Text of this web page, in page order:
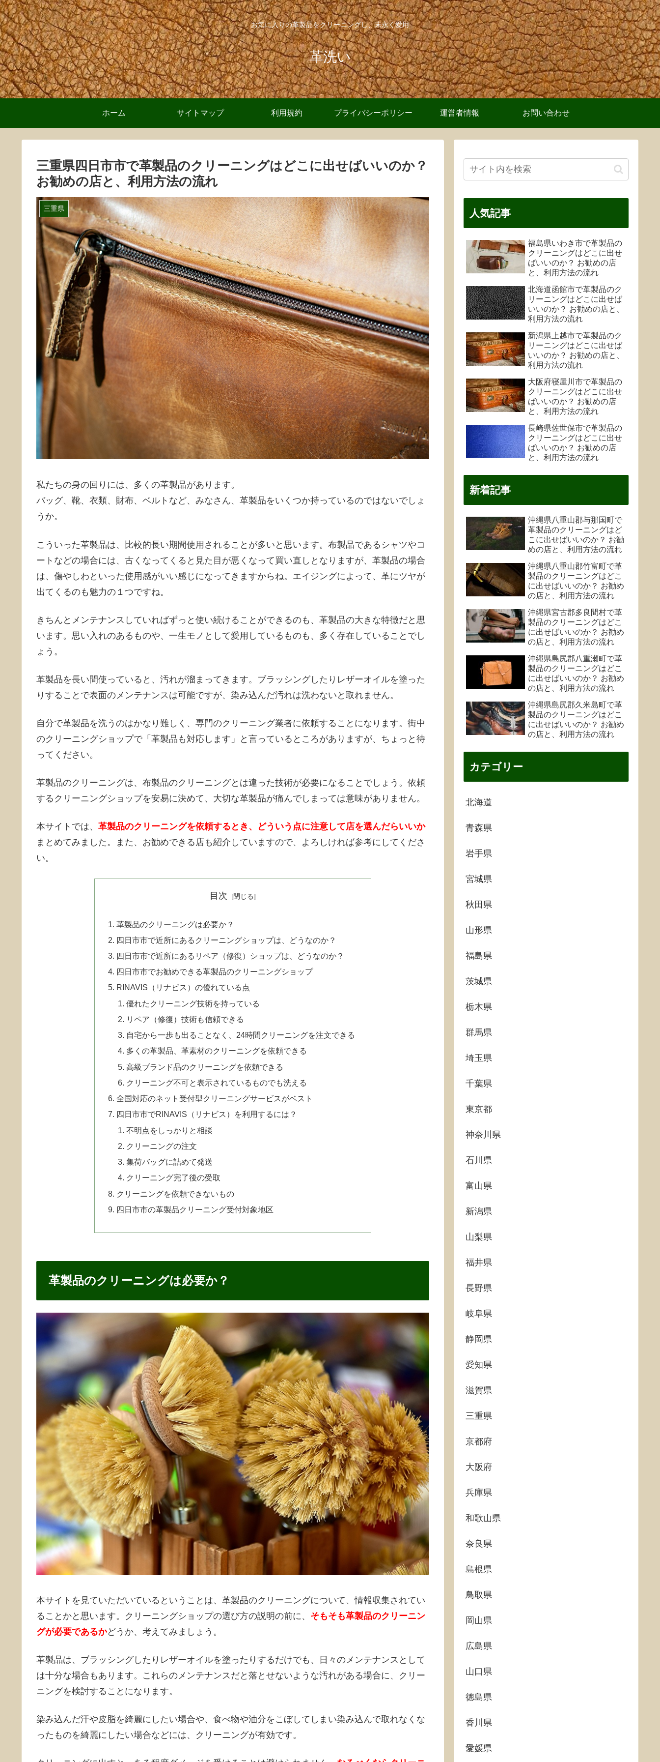
お気に入りの革製品をクリーニングし、末永く愛用
革洗い
ホーム サイトマップ 利用規約 プライバシーポリシー 運営者情報 お問い合わせ
三重県四日市市で革製品のクリーニングはどこに出せばいいのか？
お勧めの店と、利用方法の流れ
三重県
私たちの身の回りには、多くの革製品があります。
バッグ、靴、衣類、財布、ベルトなど、みなさん、革製品をいくつか持っているのではないでしょ
うか。
こういった革製品は、比較的長い期間使用されることが多いと思います。布製品であるシャツやコ
ートなどの場合には、古くなってくると見た目が悪くなって買い直しとなりますが、革製品の場合
は、傷やしわといった使用感がいい感じになってきますからね。エイジングによって、革にツヤが
出てくるのも魅力の１つですね。
きちんとメンテナンスしていればずっと使い続けることができるのも、革製品の大きな特徴だと思
います。思い入れのあるものや、一生モノとして愛用しているものも、多く存在していることでし
ょう。
革製品を長い間使っていると、汚れが溜まってきます。ブラッシングしたりレザーオイルを塗った
りすることで表面のメンテナンスは可能ですが、染み込んだ汚れは洗わないと取れません。
自分で革製品を洗うのはかなり難しく、専門のクリーニング業者に依頼することになります。街中
のクリーニングショップで「革製品も対応します」と言っているところがありますが、ちょっと待
ってください。
革製品のクリーニングは、布製品のクリーニングとは違った技術が必要になることでしょう。依頼
するクリーニングショップを安易に決めて、大切な革製品が痛んでしまっては意味がありません。
本サイトでは、 革製品のクリーニングを依頼するとき、どういう点に注意して店を選んだらいいか
まとめてみました。また、お勧めできる店も紹介していますので、よろしければ参考にしてくださ
い。
目次
革製品のクリーニングは必要か？
四日市市で近所にあるクリーニングショップは、どうなのか？
四日市市で近所にあるリペア（修復）ショップは、どうなのか？
四日市市でお勧めできる革製品のクリーニングショップ
RINAVIS（リナビス）の優れている点
優れたクリーニング技術を持っている
リペア（修復）技術も信頼できる
自宅から一歩も出ることなく、24時間クリーニングを注文できる
多くの革製品、革素材のクリーニングを依頼できる
高級ブランド品のクリーニングを依頼できる
クリーニング不可と表示されているものでも洗える
全国対応のネット受付型クリーニングサービスがベスト
四日市市でRINAVIS（リナビス）を利用するには？
不明点をしっかりと相談
クリーニングの注文
集荷バッグに詰めて発送
クリーニング完了後の受取
クリーニングを依頼できないもの
四日市市の革製品クリーニング受付対象地区
革製品のクリーニングは必要か？
本サイトを見ていただいているということは、革製品のクリーニングについて、情報収集されてい
ることかと思います。クリーニングショップの選び方の説明の前に、 そもそも革製品のクリーニン
グが必要であるかどうか、考えてみましょう。
革製品は、ブラッシングしたりレザーオイルを塗ったりするだけでも、日々のメンテナンスとして
は十分な場合もあります。これらのメンテナンスだと落とせないような汚れがある場合に、クリー
ニングを検討することになります。
染み込んだ汗や皮脂を綺麗にしたい場合や、食べ物や油分をこぼしてしまい染み込んで取れなくな
ったものを綺麗にしたい場合などには、クリーニングが有効です。
人気記事
福島県いわき市で革製品の
クリーニングはどこに出せ
ばいいのか？ お勧めの店
と、利用方法の流れ
北海道函館市で革製品のク
リーニングはどこに出せば
いいのか？ お勧めの店と、
利用方法の流れ
新潟県上越市で革製品のク
リーニングはどこに出せば
いいのか？ お勧めの店と、
利用方法の流れ
大阪府寝屋川市で革製品の
クリーニングはどこに出せ
ばいいのか？ お勧めの店
と、利用方法の流れ
長崎県佐世保市で革製品の
クリーニングはどこに出せ
ばいいのか？ お勧めの店
と、利用方法の流れ
新着記事
沖縄県八重山郡与那国町で
革製品のクリーニングはど
こに出せばいいのか？ お勧
めの店と、利用方法の流れ
沖縄県八重山郡竹富町で革
製品のクリーニングはどこ
に出せばいいのか？ お勧め
の店と、利用方法の流れ
沖縄県宮古郡多良間村で革
製品のクリーニングはどこ
に出せばいいのか？ お勧め
の店と、利用方法の流れ
沖縄県島尻郡八重瀬町で革
製品のクリーニングはどこ
に出せばいいのか？ お勧め
の店と、利用方法の流れ
沖縄県島尻郡久米島町で革
製品のクリーニングはどこ
に出せばいいのか？ お勧め
の店と、利用方法の流れ
カテゴリー
北海道
青森県
岩手県
宮城県
秋田県
山形県
福島県
茨城県
栃木県
群馬県
埼玉県
千葉県
東京都
神奈川県
石川県
富山県
新潟県
山梨県
福井県
長野県
岐阜県
静岡県
愛知県
滋賀県
三重県
京都府
大阪府
兵庫県
和歌山県
奈良県
島根県
鳥取県
岡山県
広島県
山口県
徳島県
香川県
愛媛県